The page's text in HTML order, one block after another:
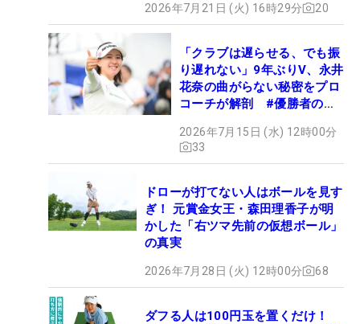
2026年7月21日 (火) 16時29分 20
「クラブは遅らせる、でも振
り遅れない」9年ぶりV、永井
花奈の曲がらない秘密をプロ
コーチが解剖 #優勝者のス
2026年7月15日 (水) 12時00分
33
ドローが打てない人はボールを見す
ぎ！ 元賞金女王・森田理香子が明
かした「右ツマ先前の仮想ボール」
の真実
2026年7月28日 (火) 12時00分 68
ダフる人は100円玉を置くだけ！